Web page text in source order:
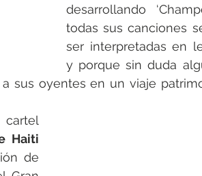
desarrollando
todas sus canciones
ser interpretadas en
y porque sin duda
sus oyentes en un viaje
Haiti
de